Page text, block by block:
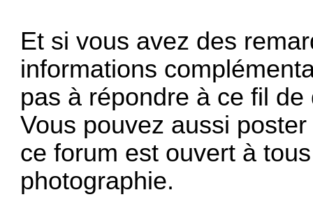
Et si vous avez des
informations
pas à répondre à ce fil de
Vous pouvez aussi
ce forum est ouvert à
photographie.